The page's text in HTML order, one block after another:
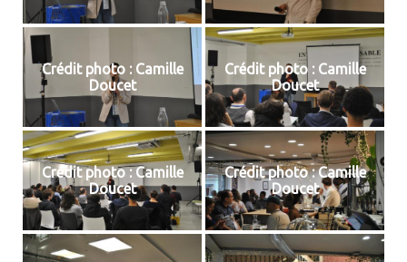
Crédit photo : Camille
Doucet
Crédit photo : Camille
Doucet
Crédit photo : Camille
Doucet
Crédit photo : Camille
Doucet